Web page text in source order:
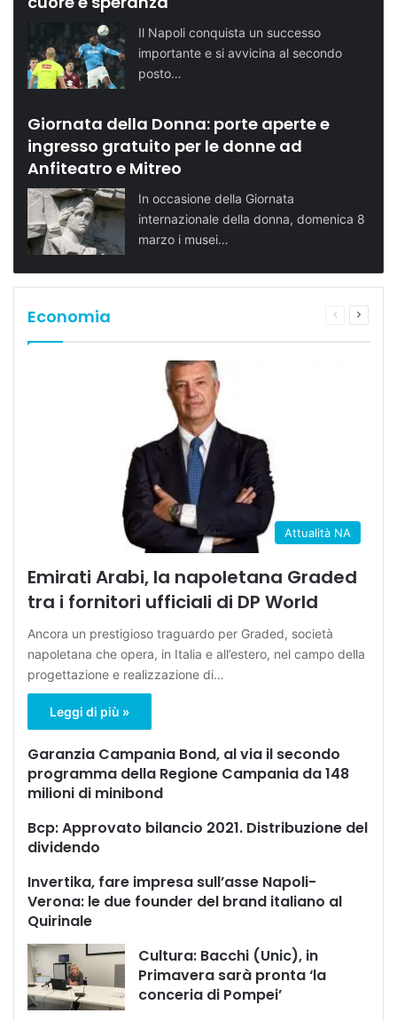
Il Napoli conquista un successo
importante e si avvicina al secondo
posto…
Giornata della Donna: porte aperte e
ingresso gratuito per le donne ad
Anfiteatro e Mitreo
In occasione della Giornata
internazionale della donna, domenica 8
marzo i musei…
Economia
Pagina
Attualità NA
Emirati Arabi, la napoletana Graded
tra i fornitori ufficiali di DP World
Ancora un prestigioso traguardo per Graded, società
napoletana che opera, in Italia e all’estero, nel campo della
progettazione e realizzazione di…
Leggi di più »
Garanzia Campania Bond, al via il secondo
programma della Regione Campania da 148
milioni di minibond
Bcp: Approvato bilancio 2021. Distribuzione del
dividendo
Invertika, fare impresa sull’asse Napoli-
Verona: le due founder del brand italiano al
Quirinale
Cultura: Bacchi (Unic), in
Primavera sarà pronta ‘la
conceria di Pompei’